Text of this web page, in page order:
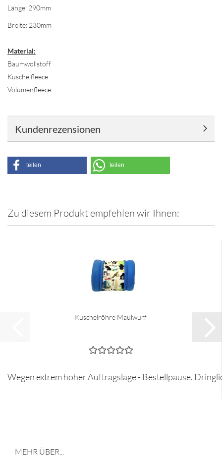
Länge: 290mm
Breite: 230mm
Material:
Baumwollstoff
Kuschelfleece
Volumenfleece
Kundenrezensionen
teilen teilen
Zu diesem Produkt empfehlen wir Ihnen:
Kuschelröhre Maulwurf
Wegen extrem hoher Auftragslage - Bestellpause.
MEHR ÜBER...